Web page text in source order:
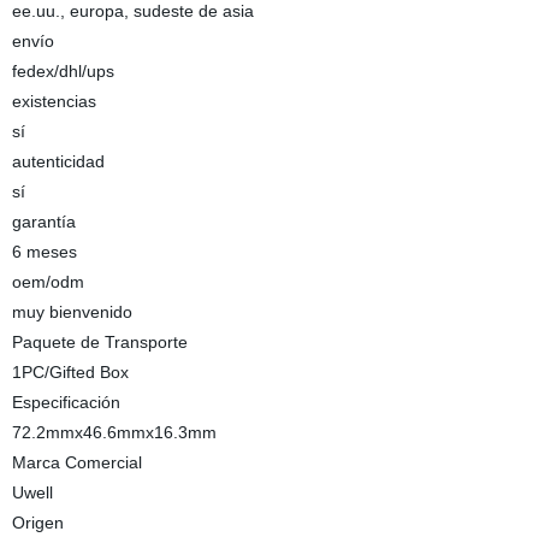
ee.uu., europa, sudeste de asia
envío
fedex/dhl/ups
existencias
sí
autenticidad
sí
garantía
6 meses
oem/odm
muy bienvenido
Paquete de Transporte
1PC/Gifted Box
Especificación
72.2mmx46.6mmx16.3mm
Marca Comercial
Uwell
Origen